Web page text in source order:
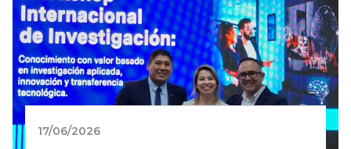
17/06/2026